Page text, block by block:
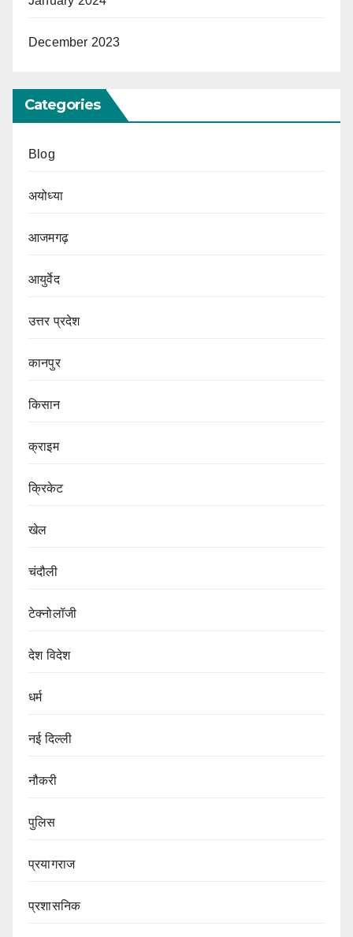
December 2023
Categories
Blog
अयोध्या
आजमगढ़
आयुर्वेद
उत्तर प्रदेश
कानपुर
किसान
क्राइम
क्रिकेट
खेल
चंदौली
टेक्नोलॉजी
देश विदेश
धर्म
नई दिल्ली
नौकरी
पुलिस
प्रयागराज
प्रशासनिक